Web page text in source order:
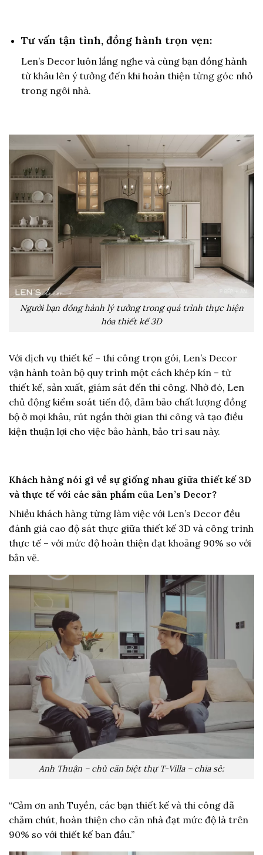
Tư vấn tận tình, đồng hành trọn vẹn:
Len’s Decor luôn lắng nghe và cùng bạn đồng hành
từ khâu lên ý tưởng đến khi hoàn thiện từng góc nhỏ
trong ngôi nhà.
Người bạn đồng hành lý tưởng trong quá trình thực hiện
hóa thiết kế 3D
Với dịch vụ thiết kế – thi công trọn gói, Len’s Decor
vận hành toàn bộ quy trình một cách khép kín – từ
thiết kế, sản xuất, giám sát đến thi công. Nhờ đó, Len
chủ động kiểm soát tiến độ, đảm bảo chất lượng đồng
bộ ở mọi khâu, rút ngắn thời gian thi công và tạo điều
kiện thuận lợi cho việc bảo hành, bảo trì sau này.
Khách hàng nói gì về sự giống nhau giữa thiết kế 3D
và thực tế với các sản phẩm của Len’s Decor?
Nhiều khách hàng từng làm việc với Len’s Decor đều
đánh giá cao độ sát thực giữa thiết kế 3D và công trình
thực tế – với mức độ hoàn thiện đạt khoảng 90% so với
bản vẽ.
Anh Thuận – chủ căn biệt thự T-Villa – chia sẻ:
“Cảm ơn anh Tuyền, các bạn thiết kế và thi công đã
chăm chút, hoàn thiện cho căn nhà đạt mức độ là trên
90% so với thiết kế ban đầu.”